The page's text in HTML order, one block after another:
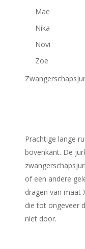
Mae
Nika
Novi
Zoe
Prachtige lange
bovenkant. De
of een andere
dragen van maat
die tot ongeveer
niet door.